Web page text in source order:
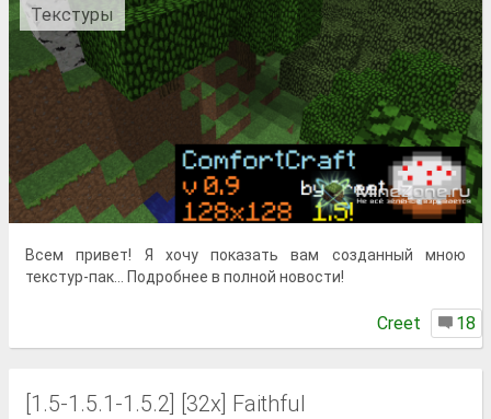
Текстуры
Всем привет! Я хочу показать вам созданный мною
текстур-пак... Подробнее в полной новости!
Creet 18
[1.5-1.5.1-1.5.2] [32x] Faithful